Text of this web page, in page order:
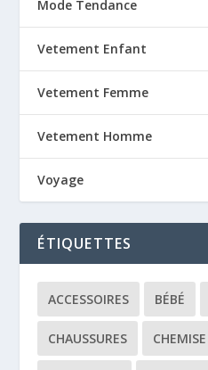
Mode Tendance
Vetement Enfant
Vetement Femme
Vetement Homme
Voyage
ÉTIQUETTES
ACCESSOIRES BÉBÉ
CHAUSSURES CHEMISE